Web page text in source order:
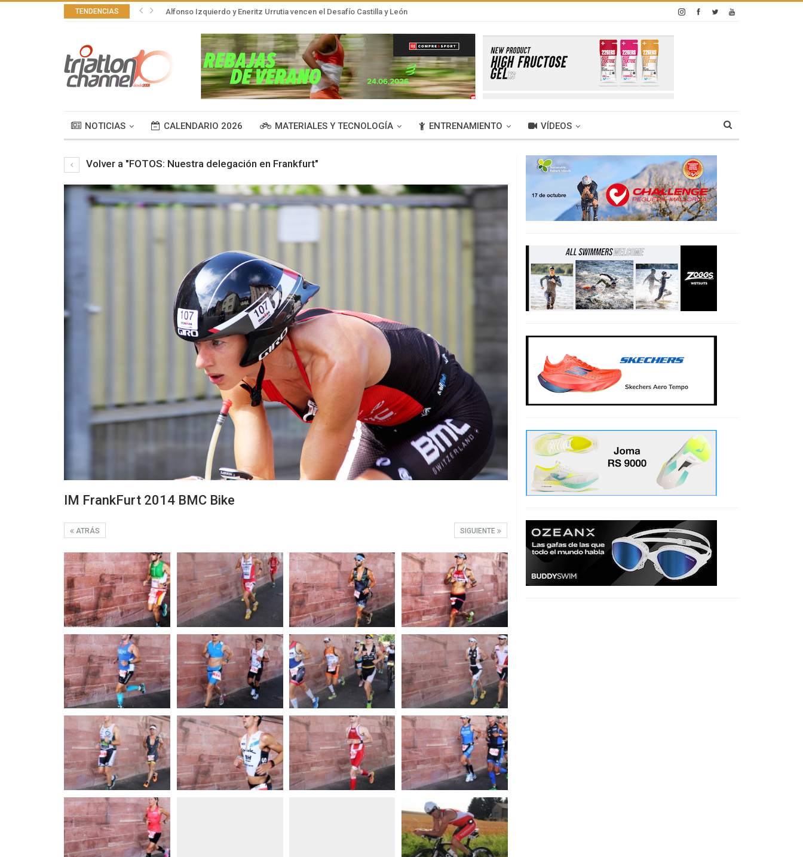
TENDENCIAS Alfonso Izquierdo y Eneritz Urrutia vencen el Desafío Castilla y León
NOTICIAS CALENDARIO 2026 MATERIALES Y TECNOLOGÍA ENTRENAMIENTO VÍDEOS
Volver a "FOTOS: Nuestra delegación en Frankfurt"
IM FrankFurt 2014 BMC Bike
SIGUIENTE
ATRÁS